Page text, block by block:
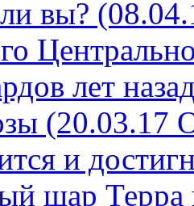
вы?
лет
(20.03.17
и
шар Терра